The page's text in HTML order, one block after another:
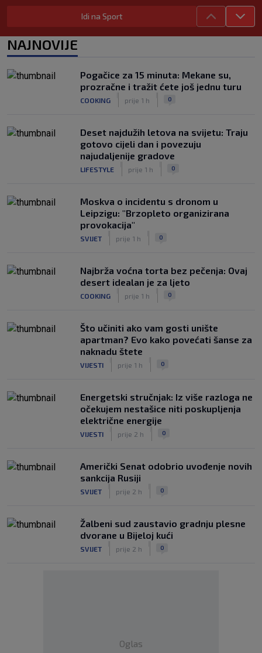
Tomiyasu se vraća u Premier ligu,
postat će suigrač bivšeg Vatrenog
Veliko priznanje za hrvatskog
stručnjaka: Jurica Žuža novi je pomoćni
trener Barcelone
|
prije 3 h
Idi na Sport
NAJNOVIJE
Pogačice za 15 minuta: Mekane su,
prozračne i tražit ćete još jednu turu
COOKING prije 1 h 0
Deset najdužih letova na svijetu: Traju
gotovo cijeli dan i povezuju
najudaljenije gradove
LIFESTYLE prije 1 h 0
Moskva o incidentu s dronom u
Leipzigu: "Brzopleto organizirana
provokacija"
SVIJET prije 1 h 0
Najbrža voćna torta bez pečenja: Ovaj
desert idealan je za ljeto
COOKING prije 1 h 0
Što učiniti ako vam gosti unište
apartman? Evo kako povećati šanse za
naknadu štete
VIJESTI prije 1 h 0
Energetski stručnjak: Iz više razloga ne
očekujem nestašice niti poskupljenja
električne energije
VIJESTI prije 2 h 0
Američki Senat odobrio uvođenje novih
sankcija Rusiji
SVIJET prije 2 h 0
Žalbeni sud zaustavio gradnju plesne
dvorane u Bijeloj kući
SVIJET prije 2 h 0
Oglas